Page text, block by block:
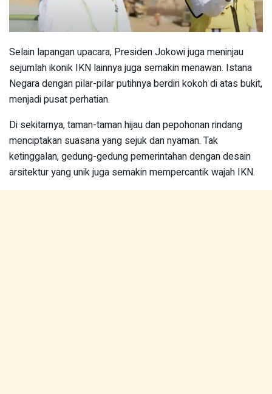
Selain lapangan upacara, Presiden Jokowi juga meninjau
sejumlah ikonik IKN lainnya juga semakin menawan. Istana
Negara dengan pilar-pilar putihnya berdiri kokoh di atas bukit,
menjadi pusat perhatian.
Di sekitarnya, taman-taman hijau dan pepohonan rindang
menciptakan suasana yang sejuk dan nyaman. Tak
ketinggalan, gedung-gedung pemerintahan dengan desain
arsitektur yang unik juga semakin mempercantik wajah IKN.